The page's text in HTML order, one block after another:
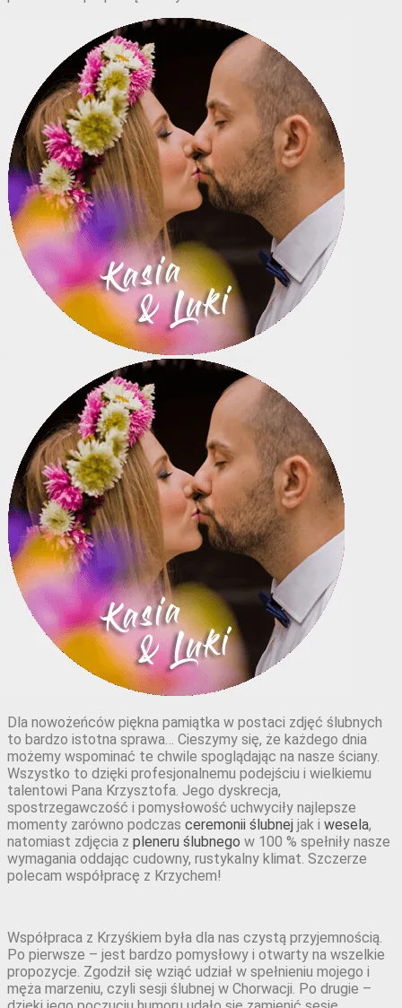
Dla nowożeńców piękna pamiątka w postaci zdjęć ślubnych
to bardzo istotna sprawa… Cieszymy się, że każdego dnia
możemy wspominać te chwile spoglądając na nasze ściany.
Wszystko to dzięki profesjonalnemu podejściu i wielkiemu
talentowi Pana Krzysztofa. Jego dyskrecja,
spostrzegawczość i pomysłowość uchwyciły najlepsze
momenty zarówno podczas ceremonii ślubnej jak i wesela,
natomiast zdjęcia z pleneru ślubnego w 100 % spełniły nasze
wymagania oddając cudowny, rustykalny klimat. Szczerze
polecam współpracę z Krzychem!
Współpraca z Krzyśkiem była dla nas czystą przyjemnością.
Po pierwsze – jest bardzo pomysłowy i otwarty na wszelkie
propozycje. Zgodził się wziąć udział w spełnieniu mojego i
męża marzeniu, czyli sesji ślubnej w Chorwacji. Po drugie –